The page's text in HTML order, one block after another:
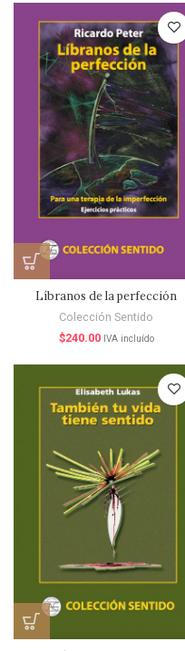
Líbranos de la perfección
Colección Sentido
$240.00 IVA incluído